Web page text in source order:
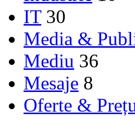
IT 30
Media &
Mediu 36
Mesaje 8
Oferte &